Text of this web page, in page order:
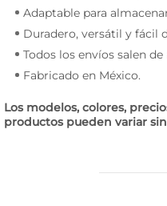
Adaptable para
Duradero, versátil y fácil
Todos los envíos salen
Fabricado en México.
Los modelos, colores,
productos pueden variar